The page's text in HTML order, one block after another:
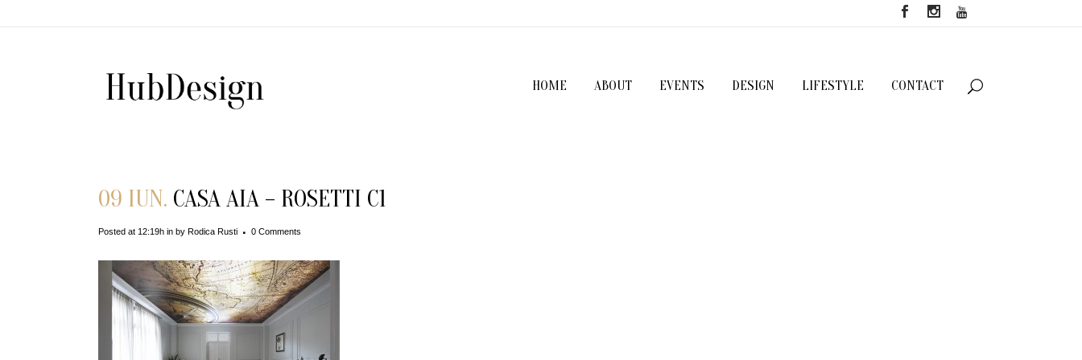
HOME ABOUT EVENTS DESIGN LIFESTYLE CONTACT
09 IUN. CASA AIA – ROSETTI C1
Posted at 12:19h in by Rodica Rusti 0 Comments